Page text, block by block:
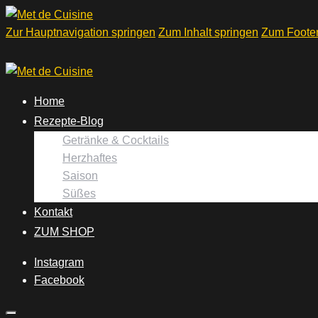
Zur Hauptnavigation springen Zum Inhalt springen Zum
Home
Rezepte-Blog
Getränke & Cocktails
Herzhaftes
Saison
Süßes
Kontakt
ZUM SHOP
Instagram
Facebook